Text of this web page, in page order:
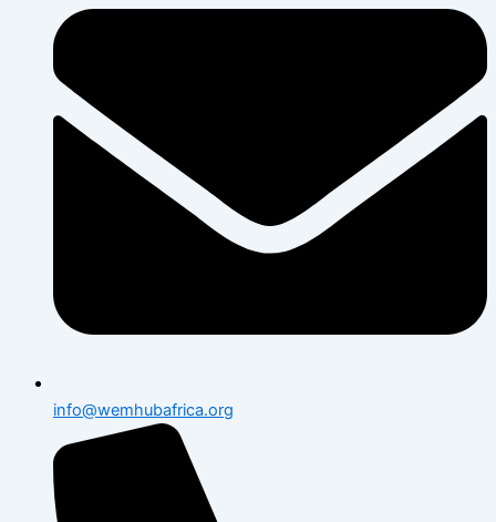
info@wemhubafrica.org